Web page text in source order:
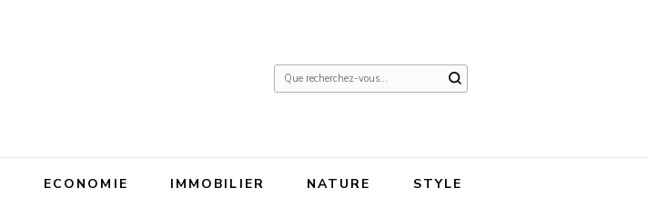
Vous
ECONOMIE IMMOBILIER NATURE STYLE